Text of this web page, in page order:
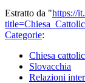
Estratto da "https://
Categorie:
Chiesa
Slovacchia
Relazioni